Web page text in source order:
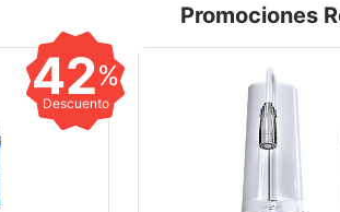
Promociones
42%
Descuento